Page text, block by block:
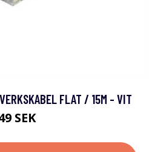
FLAT / 15M - VIT
SEK